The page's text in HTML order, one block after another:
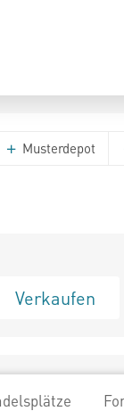
Musterdepot
Verkaufen